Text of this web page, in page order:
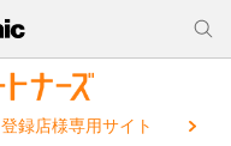
登録店様専用サイト